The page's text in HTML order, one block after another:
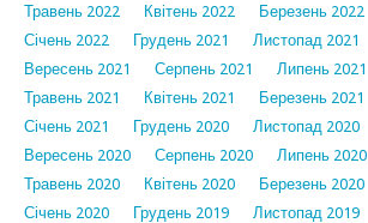
Травень 2022
Квітень 2022 Березень 2022
Січень 2022
Грудень 2021 Листопад 2021
Вересень 2021
Серпень 2021 Липень 2021
Травень 2021
Квітень 2021 Березень 2021
Січень 2021
Грудень 2020 Листопад 2020
Вересень 2020
Серпень 2020 Липень 2020
Травень 2020
Квітень 2020 Березень 2020
Січень 2020
Грудень 2019 Листопад 2019